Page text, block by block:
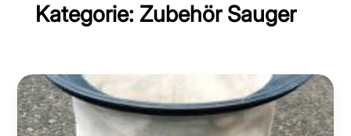
Kategorie: Zubehör Sauger